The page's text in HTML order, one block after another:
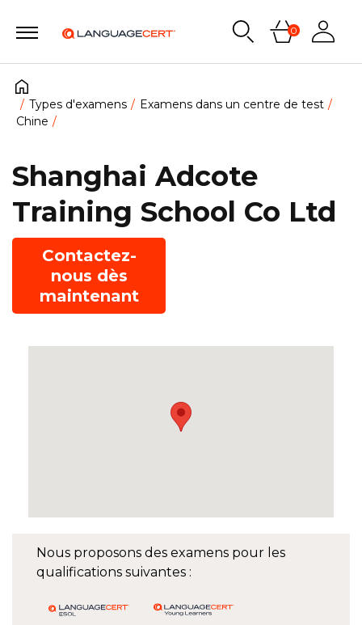
0
Types d'examens
Examens dans un centre de test
Chine
Nous proposons des examens pour les
qualifications suivantes :
Shanghai Adcote
Training School Co Ltd
Contactez-
nous dès
maintenant